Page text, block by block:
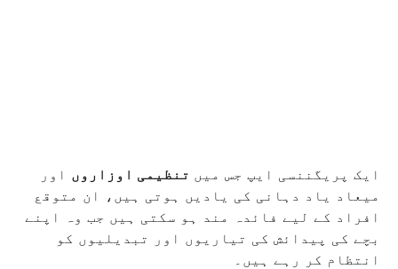
ایک پریگننسی ایپ جس میں تنظیمی اوزاروں اور
میعاد یاد دہانی کی یادیں ہوتی ہیں، ان متوقع
افراد کے لیے فائدہ مند ہو سکتی ہیں جب وہ اپنے
بچے کی پیدائش کی تیاریوں اور تبدیلیوں کو
انتظام کر رہے ہیں۔